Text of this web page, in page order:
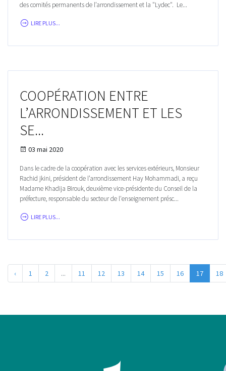
des comités permanents de l’arrondissement et la "Lydec". Le...
LIRE PLUS...
COOPÉRATION ENTRE
L’ARRONDISSEMENT ET LES
SE...
03 mai 2020
Dans le cadre de la coopération avec les services extérieurs, Monsieur
Rachid jkini, président de l’arrondissement Hay Mohammadi, a reçu
Madame Khadija Birouk, deuxième vice-présidente du Conseil de la
préfecture, responsable du secteur de l'enseignement présc...
LIRE PLUS...
‹ 1 2 ... 11 12 13 14 15 16 17 18